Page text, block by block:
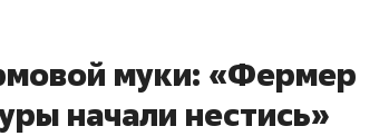
муки: «Фермер
начали нестись»